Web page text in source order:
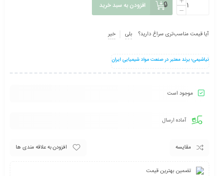
افزودن به سبد خرید
آیا قیمت مناسب‌تری سراغ دارید؟ بلی خیر
نیاشیمی؛ برند معتبر در صنعت مواد شیمیایی ایران
موجود است
آماده ارسال
مقایسه افزودن به علاقه مندی ها
تضمین بهترین قیمت